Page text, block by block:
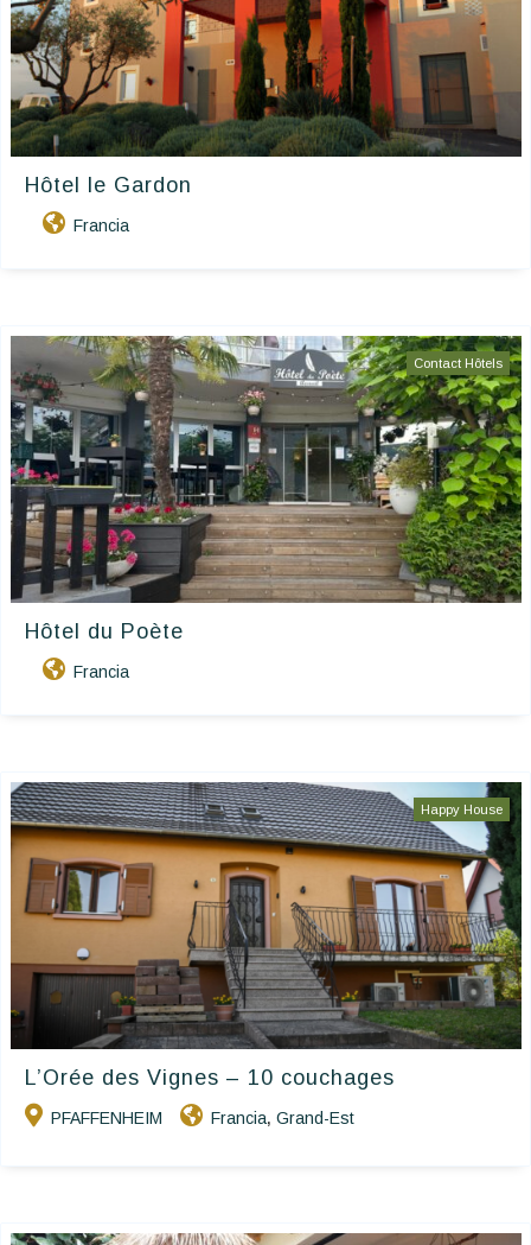
Hôtel le Gardon
Francia
Contact Hôtels
Hôtel du Poète
Francia
Happy House
L’Orée des Vignes – 10 couchages
PFAFFENHEIM Francia, Grand-Est